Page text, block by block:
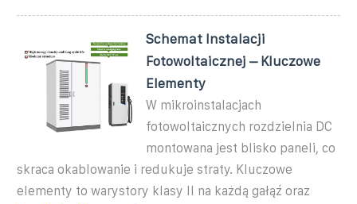
Schemat Instalacji
Fotowoltaicznej – Kluczowe
Elementy
W mikroinstalacjach
fotowoltaicznych rozdzielnia DC
montowana jest blisko paneli, co
skraca okablowanie i redukuje straty. Kluczowe
elementy to warystory klasy II na każdą gałąź oraz